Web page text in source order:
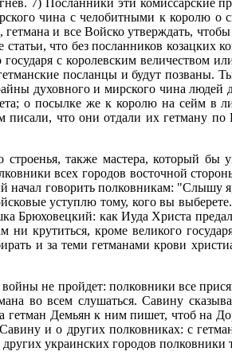
7) Посланники эти комиссарские
чина с челобитными к королю о
и все Войско утверждать,
что без посланников козацких
с королевским величеством
посланцы и будут
духовного и мирского чина людей
о посылке же к королю на сейм в
что они отдали их гетману по
также мастера, который бы
всех городов восточной
говорить полковникам: "Слышу
уступлю тому, кого вы
Брюховецкий: как Иуда Христа
крутиться, кроме великого
и за теми гетманами крови
не пройдет: полковники все
во всем слушаться. Савину
Демьян к ним пишет, чтоб на
и о других полковниках: с
украинских городов полковники